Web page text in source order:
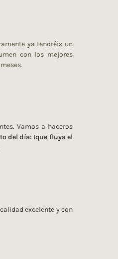
ya tendréis un
con los mejores
Vamos a haceros
del día: ¡que fluya el
excelente y con